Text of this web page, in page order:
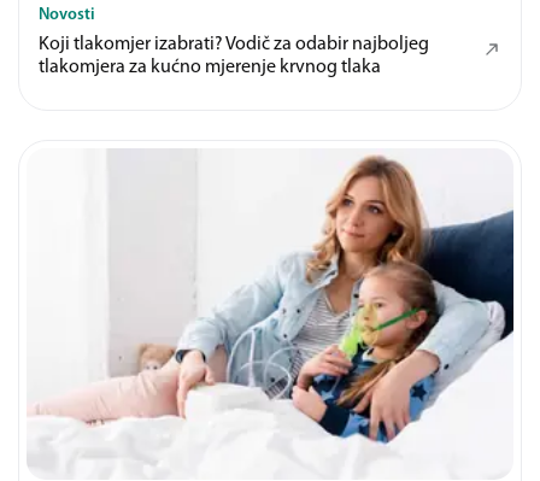
Novosti
Koji tlakomjer izabrati? Vodič za odabir najboljeg
tlakomjera za kućno mjerenje krvnog tlaka